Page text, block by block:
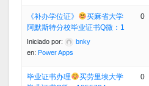
《补办学位证》
买麻省大学
阿默斯特分校毕业证书Q微：1
Iniciado por:
bnky
en: Power Apps
0
毕业证书办理
买劳里埃大学
0